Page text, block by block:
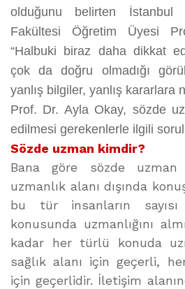
olduğunu belirten İstanbul
Fakültesi Öğretim Üyesi
“Halbuki biraz daha dikkat
çok da doğru olmadığı
yanlış bilgiler, yanlış kararlara
Prof. Dr. Ayla Okay, sözde
edilmesi gerekenlerle ilgili
Sözde uzman kimdir?
Bana göre sözde
uzmanlık alanı dışında
bu tür insanların
konusunda uzmanlığını
kadar her türlü konuda
sağlık alanı için geçerli,
için geçerlidir. İletişim